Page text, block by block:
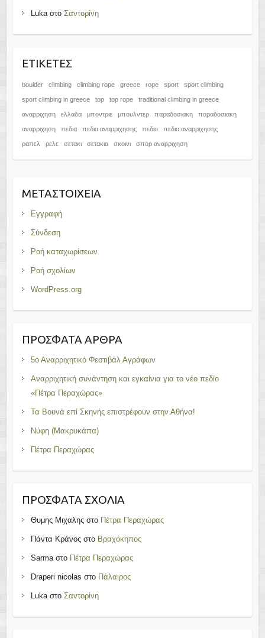
Lukaστο Σαντορίνη
ΕΤΙΚΈΤΕΣ
boulder climbing climbing rope greece rope sport sport climbing
sport climbing in greece top top rope traditional climbing in greece
αναρριχηση ελλαδα μποντριε μπουλντερ παραδοσιακη παραδοσιακη
αναρριχηση πεδια πεδια αναρριχησης πεδιο πεδιο αναρριχησης
ραπελ ρελε σετακι σετακια σκοινι σπορ αναρριχηση
ΜΕΤΑΣΤΟΙΧΕΊΑ
Εγγραφή
Σύνδεση
Ροή καταχωρίσεων
Ροή σχολίων
WordPress.org
ΠΡΌΣΦΑΤΑ ΆΡΘΡΑ
5ο Αναρριχητικό Φεστιβάλ Αγράφων
Αναρριχητική συνάντηση και εγκαίνια για το νέο πεδίο
«Πέτρα Περαχώρας»
Τα Βουνά επί Σκηνής επιστρέφουν στην Αθήνα!
Νύφη (Μακρυκάπα)
Πέτρα Περαχώρας
ΠΡΌΣΦΑΤΑ ΣΧΌΛΙΑ
Θυμης Μιχαληςστο Πέτρα Περαχώρας
Πάντα Κράνοςστο Βραχόκηπος
Sarmaστο Πέτρα Περαχώρας
Draperi nicolas στο Πάλαιρος
Lukaστο Σαντορίνη